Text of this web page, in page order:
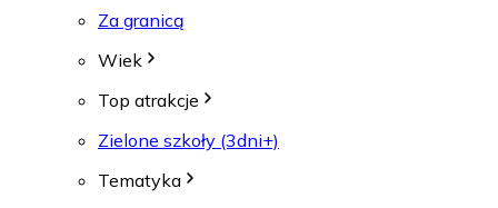
Za granicą
Wiek
Top atrakcje
Zielone szkoły (3dni+)
Tematyka